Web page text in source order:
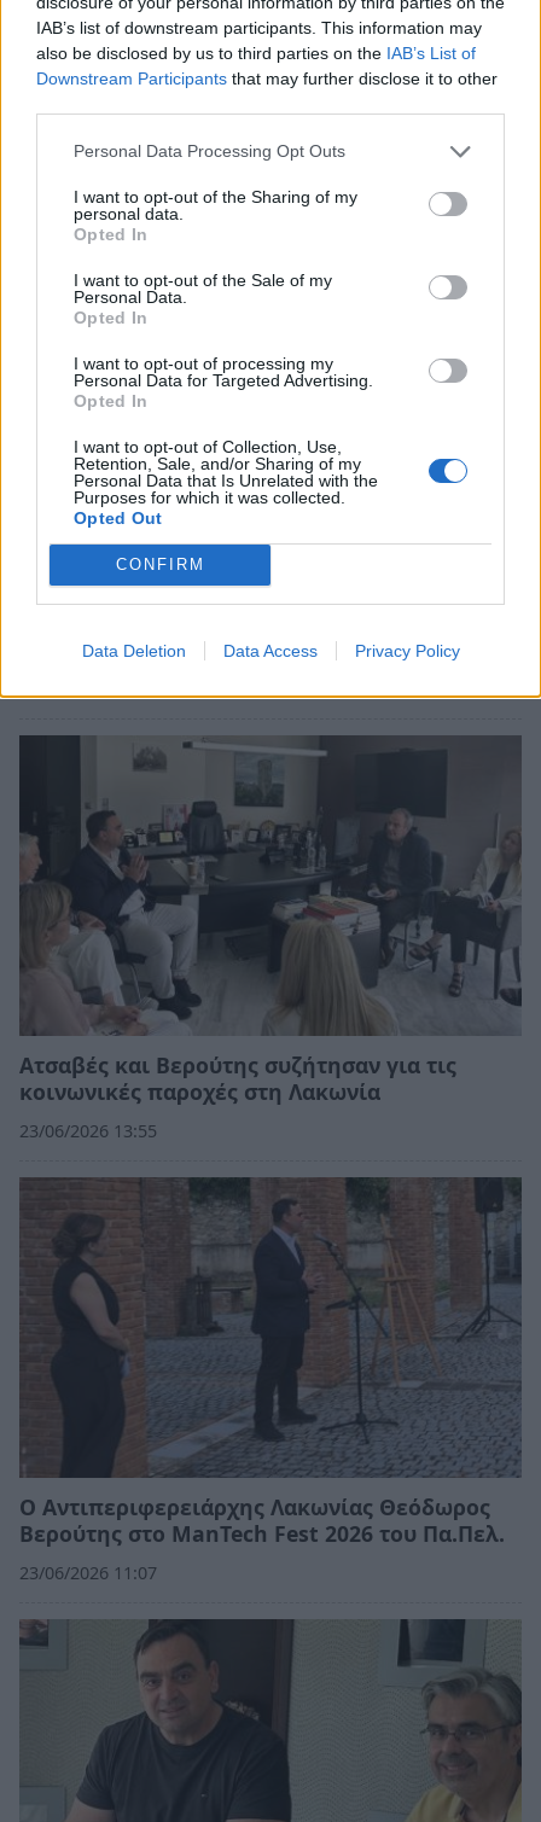
IAB’s list of downstream participants. This information may
also be disclosed by us to third parties on the IAB’s List of
Downstream Participants that may further disclose it to other
Personal Data Processing Opt Outs
I want to opt-out of the Sharing of my
personal data.
Opted In
I want to opt-out of the Sale of my
Personal Data.
Opted In
I want to opt-out of processing my
Personal Data for Targeted Advertising.
Opted In
I want to opt-out of Collection, Use,
Retention, Sale, and/or Sharing of my
Personal Data that Is Unrelated with the
Purposes for which it was collected.
Opted Out
CONFIRM
Data Deletion Data Access Privacy Policy
επέτειο ένωσης της Ελαφονήσου με την
11/07/2026 12:31
Συνάντηση Βερούτη με το νέο Διοικητικό
Σπάρτης
Ατσαβές και Βερούτης συζήτησαν για τις
κοινωνικές παροχές στη Λακωνία
23/06/2026 13:55
Ο Αντιπεριφερειάρχης Λακωνίας Θεόδωρος
Βερούτης στο ManTech Fest 2026 του Πα.Πελ.
23/06/2026 11:07